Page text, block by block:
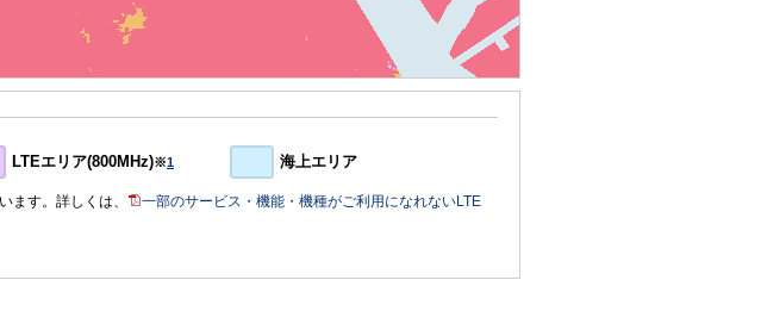
LTEエリア(800MHz)※1 海上エリア
ます。詳しくは、
一部のサービス・機能・機種がご利用になれないLTE